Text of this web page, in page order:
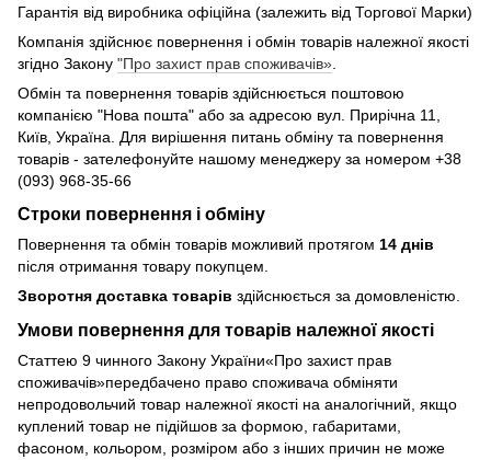
Гарантія від виробника офіційна (залежить від Торгової Марки)
Компанія здійснює повернення і обмін товарів належної якості
згідно Закону "Про захист прав споживачів»
Обмін та повернення товарів здійснюється поштовою
компанією "Нова пошта" або за адресою вул. Прирічна 11,
Київ, Україна. Для вирішення питань обміну та повернення
товарів - зателефонуйте нашому менеджеру за номером +38
(093) 968-35-66
Строки повернення і обміну
Повернення та обмін товарів можливий протягом 14 днів
після отримання товару покупцем.
Зворотня доставка товарів здійснюється за домовленістю.
Умови повернення для товарів належної якості
Статтею 9 чинного Закону України«Про захист прав
споживачів»передбачено право споживача обміняти
непродовольчий товар належної якості на аналогічний, якщо
куплений товар не підійшов за формою, габаритами,
фасоном, кольором, розміром або з інших причин не може